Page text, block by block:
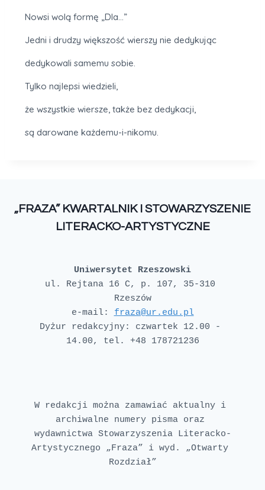
Nowsi wolą formę „Dla…”
Jedni i drudzy większość wierszy nie dedykując
dedykowali samemu sobie.
Tylko najlepsi wiedzieli,
że wszystkie wiersze, także bez dedykacji,
są darowane każdemu-i-nikomu.
„FRAZA” KWARTALNIK I STOWARZYSZENIE
LITERACKO-ARTYSTYCZNE
Uniwersytet Rzeszowski
ul. Rejtana 16 C, p. 107, 35-310
Rzeszów
e-mail: fraza@ur.edu.pl
Dyżur redakcyjny: czwartek 12.00 -
W redakcji można zamawiać aktualny i
archiwalne numery pisma oraz
wydawnictwa Stowarzyszenia Literacko-
Artystycznego „Fraza” i wyd. „Otwarty
Rozdział”